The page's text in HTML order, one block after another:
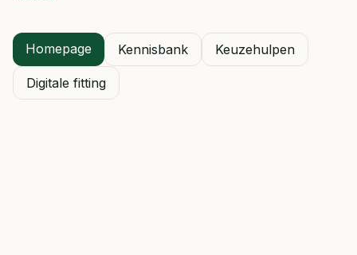
Homepage Kennisbank Keuzehulpen
Digitale fitting